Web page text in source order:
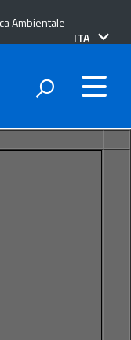
Ambientale
lingua
ITA